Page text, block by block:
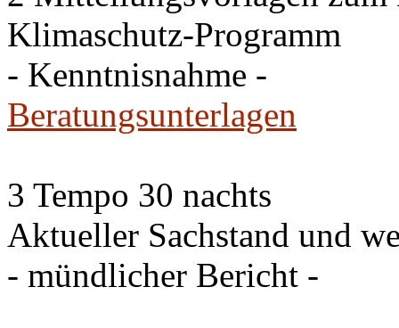
Klimaschutz-Programm
- Kenntnisnahme -
Beratungsunterlagen
3 Tempo 30 nachts
Aktueller Sachstand und
- mündlicher Bericht -